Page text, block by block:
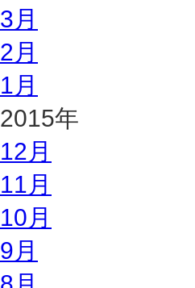
3月
2月
1月
2015年
12月
11月
10月
9月